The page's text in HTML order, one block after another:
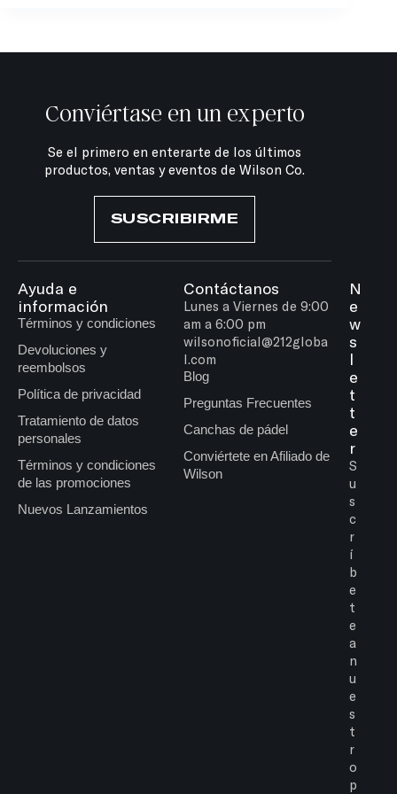
Conviértase en un experto
Se el primero en enterarte de los últimos
productos, ventas y eventos de Wilson Co.
SUSCRIBIRME
Ayuda e
información
Términos y condiciones
Devoluciones y
reembolsos
Política de privacidad
Tratamiento de datos
personales
Términos y condiciones
de las promociones
Nuevos Lanzamientos
Contáctanos
Lunes a Viernes de 9:00
am a 6:00 pm
wilsonoficial@212globa
l.com
Blog
Preguntas Frecuentes
Canchas de pádel
Conviértete en Afiliado de
Wilson
N
e
w
s
l
e
t
t
e
r
S
u
s
c
r
í
b
e
t
e
a
n
u
e
s
t
r
o
p